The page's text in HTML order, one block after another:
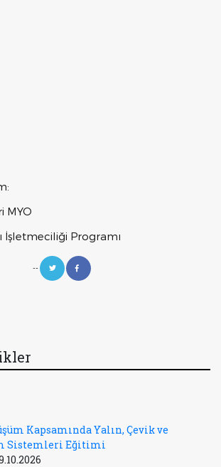
MYO
İşletmeciliği Programı
--
Kapsamında Yalın, Çevik ve
Sistemleri Eğitimi